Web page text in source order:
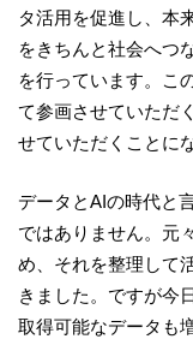
タ活用を促進し、本
をきちんと社会へつ
を行っています。こ
て参画させていただ
せていただくことに
データとAIの時代と
ではありません。元
め、それを整理して
きました。ですが今
取得可能なデータも